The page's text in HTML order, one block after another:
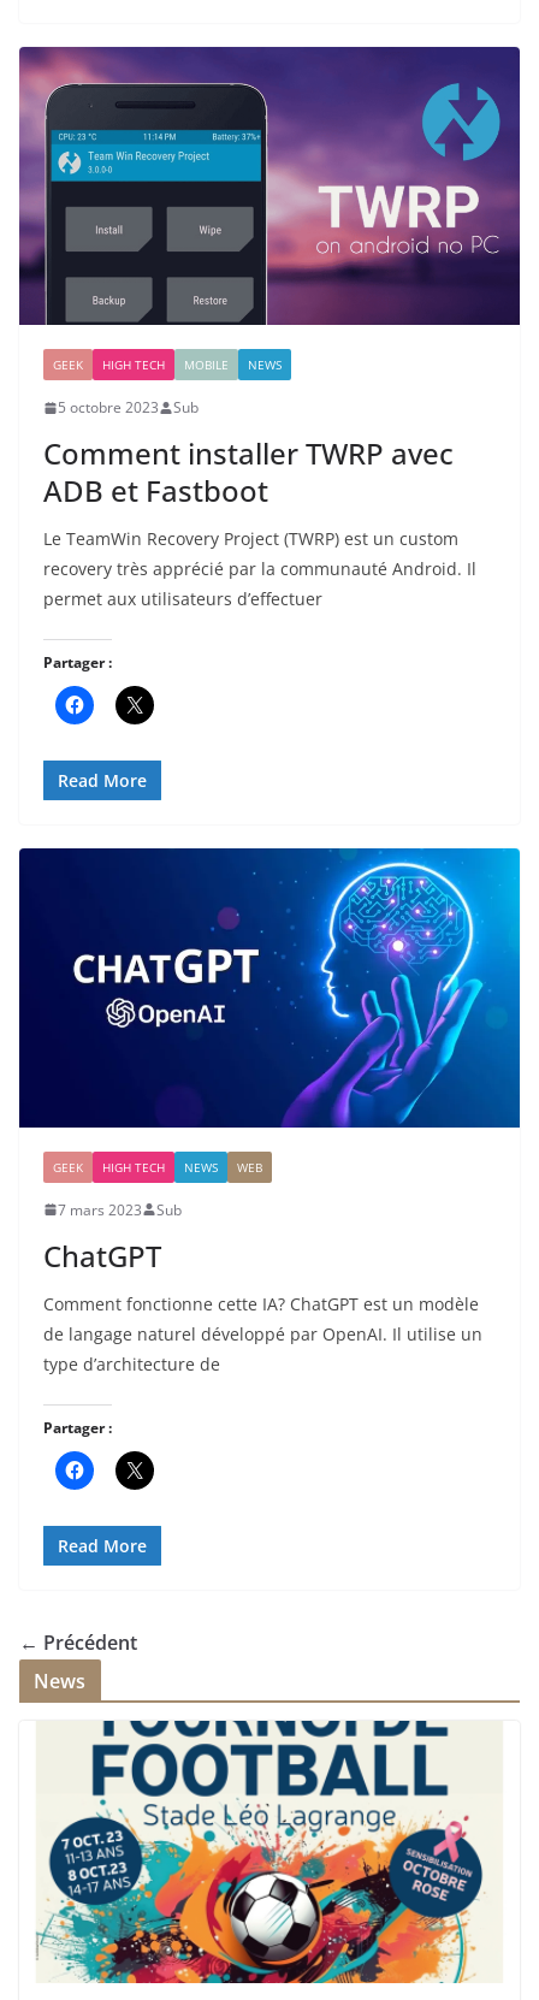
GEEK HIGH TECH MOBILE NEWS
5 octobre 2023 Sub
Comment installer TWRP avec
ADB et Fastboot
Le TeamWin Recovery Project (TWRP) est un custom
recovery très apprécié par la communauté Android. Il
permet aux utilisateurs d’effectuer
Partager :
Read More
GEEK HIGH TECH NEWS WEB
7 mars 2023 Sub
ChatGPT
Comment fonctionne cette IA? ChatGPT est un modèle
de langage naturel développé par OpenAI. Il utilise un
type d’architecture de
Partager :
Read More
← Précédent
News